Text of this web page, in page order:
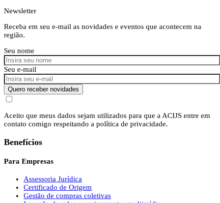
Newsletter
Receba em seu e-mail as novidades e eventos que acontecem na
região.
Seu nome
Seu e-mail
Quero receber novidades
Aceito que meus dados sejam utilizados para que a ACIJS entre em
contato comigo respeitando a política de privacidade.
Benefícios
Para Empresas
Assessoria Jurídica
Certificado de Origem
Gestão de compras coletivas